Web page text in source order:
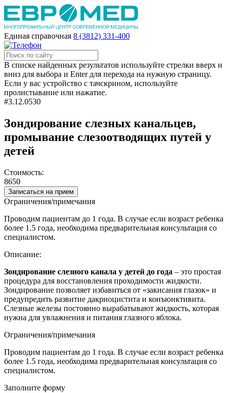
Единая справочная 8 (3812) 331-400
В списке найденных результатов используйте стрелки вверх и
вниз для выбора и Enter для перехода на нужную страницу.
Если у вас устройство с тачскрином, используйте
пролистывание или нажатие.
#3.12.0530
Зондирование слезных канальцев,
промывание слезоотводящих путей у
детей
Стоимость:
8650
Записаться на прием
Ограничения/примечания
Проводим пациентам до 1 года. В случае если возраст ребенка
более 1.5 года, необходима предварительная консультация со
специалистом.
Описание:
Зондирование слезного канала у детей до года – это простая
процедура для восстановления проходимости жидкости.
Зондирование позволяет избавиться от «закисания глазок» и
предупредить развитие дакриоцистита и конъюнктивита.
Слезные железы постоянно вырабатывают жидкость, которая
нужна для увлажнения и питания глазного яблока.
Ограничения/примечания
Проводим пациентам до 1 года. В случае если возраст ребенка
более 1.5 года, необходима предварительная консультация со
специалистом.
Заполните форму